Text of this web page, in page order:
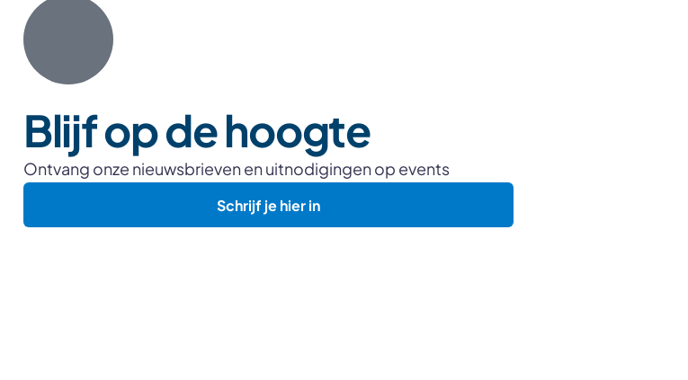
Blijf op de hoogte
Ontvang onze nieuwsbrieven en uitnodigingen op events
Schrijf je hier in